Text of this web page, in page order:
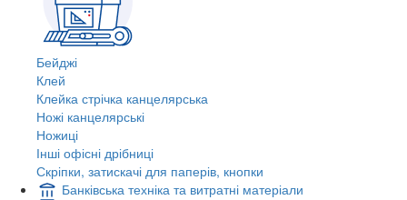
Бейджі
Клей
Клейка стрічка канцелярська
Ножі канцелярські
Ножиці
Інші офісні дрібниці
Скріпки, затискачі для паперів, кнопки
Банківська техніка та витратні матеріали